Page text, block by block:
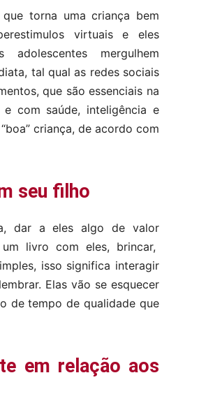
torna uma criança bem
virtuais e eles
mergulhem
tal qual as redes sociais
que são essenciais na
com saúde, inteligência e
criança, de acordo com
seu filho
dar a eles algo de valor
livro com eles, brincar,
isso significa interagir
Elas vão se esquecer
de tempo de qualidade que
em relação aos